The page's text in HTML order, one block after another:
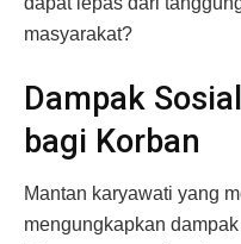
masyarakat?
Dampak
bagi Korban
Mantan karyawati yang
mengungkapkan